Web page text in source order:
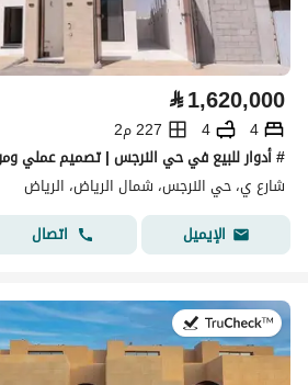
⃁1,620,000
4
4
227 م2
# أدوار للبيع في حي النرجس | تصميم عملي
شارع ي، حي النرجس، شمال الرياض، الرياض
الإيميل
اتصال